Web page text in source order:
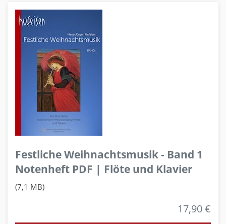
Festliche Weihnachtsmusik - Band 1
Notenheft PDF | Flöte und Klavier
(7,1 MB)
17,90 €